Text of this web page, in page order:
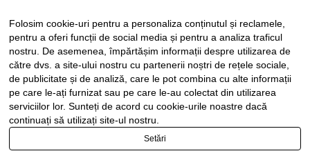
Bibliotecă
Publicații CNR-CME
Publicații CME
Știri
FEL
Contact
Folosim cookie-uri pentru a personaliza conținutul și reclamele,
pentru a oferi funcții de social media și pentru a analiza traficul
nostru. De asemenea, împărtășim informații despre utilizarea de
către dvs. a site-ului nostru cu partenerii noștri de rețele sociale,
de publicitate și de analiză, care le pot combina cu alte informații
pe care le-ați furnizat sau pe care le-au colectat din utilizarea
serviciilor lor. Sunteți de acord cu cookie-urile noastre dacă
continuați să utilizați site-ul nostru.
Setări